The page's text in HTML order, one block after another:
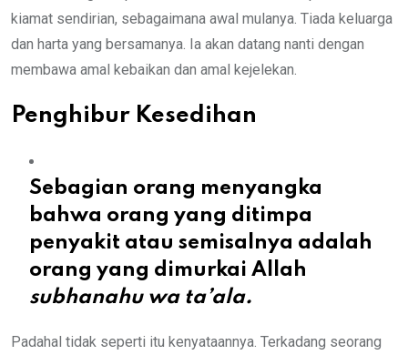
kiamat sendirian, sebagaimana awal mulanya. Tiada keluarga
dan harta yang bersamanya. Ia akan datang nanti dengan
membawa amal kebaikan dan amal kejelekan.
Penghibur Kesedihan
Sebagian orang menyangka
bahwa orang yang ditimpa
penyakit atau semisalnya adalah
orang yang dimurkai Allah
subhanahu wa ta’ala.
Padahal tidak seperti itu kenyataannya. Terkadang seorang